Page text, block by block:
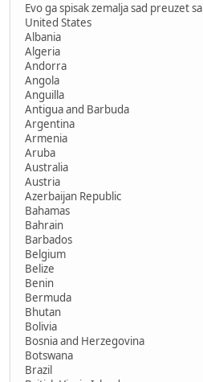
Evo ga spisak zemalja sad preuzet sa
United States
Albania
Algeria
Andorra
Angola
Anguilla
Antigua and Barbuda
Argentina
Armenia
Aruba
Australia
Austria
Azerbaijan Republic
Bahamas
Bahrain
Barbados
Belgium
Belize
Benin
Bermuda
Bhutan
Bolivia
Bosnia and Herzegovina
Botswana
Brazil